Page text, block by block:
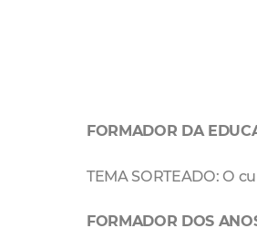
FORMADOR DA
TEMA SORTEADO: O
FORMADOR DOS